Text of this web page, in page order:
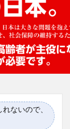
ないので、